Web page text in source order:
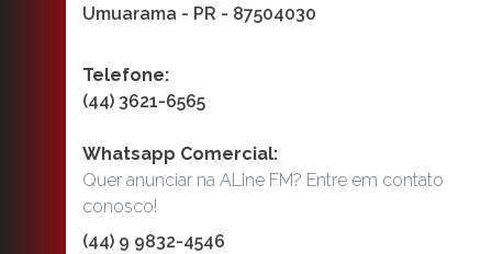
Umuarama - PR - 87504030
Telefone:
(44) 3621-6565
Whatsapp Comercial:
Quer anunciar na ALine FM? Entre em contato
conosco!
(44) 9 9832-4546